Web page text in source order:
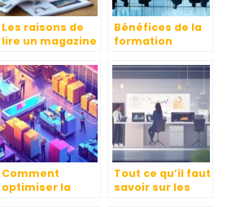
Les raisons de
lire un magazine
optimiser la
gestion
quotidienne de
votre entreprise
Bénéfices de la
formation
intra entreprise
pour l’industrie
Comment
optimiser la
Tout ce qu’il faut
savoir sur les